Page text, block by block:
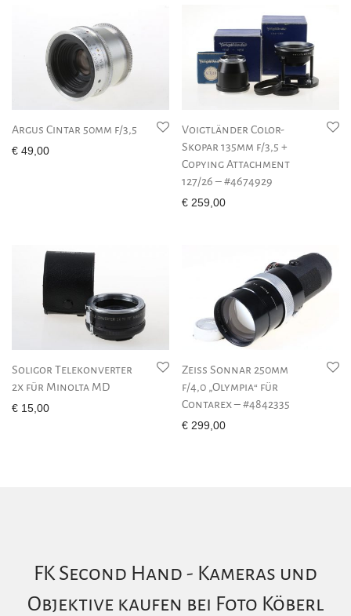
Argus Cintar 50mm f/3,5
€ 49,00
Voigtländer Color-
Skopar 135mm f/3,5 +
Copying Attachment
127/26 – #4674929
€ 259,00
Soligor Telekonverter
2x für Minolta MD
€ 15,00
Zeiss Sonnar 250mm
f/4,0 „Olympia“ für
Contarex – #4842335
€ 299,00
FK Second Hand - Kameras und
Objektive kaufen bei Foto Köberl